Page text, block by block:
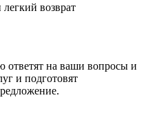
возврат
ответят на ваши вопросы и
и подготовят